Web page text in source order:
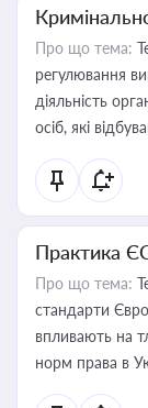
Про що тема:
регулювання
діяльність
осіб, які
Практика
Про що тема:
стандарти
впливають на
норм права в